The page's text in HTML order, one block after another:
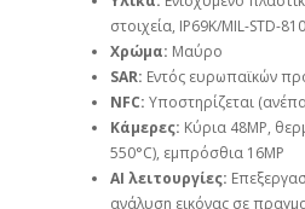
στοιχεία, IP69K/MIL-STD-
Χρώμα: Μαύρο
SAR: Εντός ευρωπαϊκών
NFC: Υποστηρίζεται
Κάμερες: Κύρια 48MP,
550°C), εμπρόσθια 16MP
AI λειτουργίες:
ανάλυση εικόνας σε